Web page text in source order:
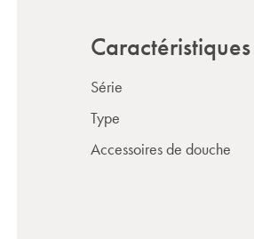
Caractéristiques
Série
Type
Accessoires de douche